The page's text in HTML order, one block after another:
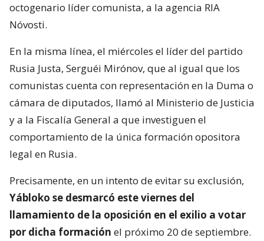
octogenario líder comunista, a la agencia RIA
Nóvosti.
En la misma línea, el miércoles el líder del partido
Rusia Justa, Serguéi Mirónov, que al igual que los
comunistas cuenta con representación en la Duma o
cámara de diputados, llamó al Ministerio de Justicia
y a la Fiscalía General a que investiguen el
comportamiento de la única formación opositora
legal en Rusia.
Precisamente, en un intento de evitar su exclusión,
Yábloko se desmarcó este viernes del
llamamiento de la oposición en el exilio a votar
por dicha formación el próximo 20 de septiembre.